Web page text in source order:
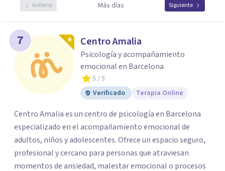
Anterior Más días Siguiente
7 Centro Amalia
Psicología y acompañamiento
emocional en Barcelona
5 / 5
Verificado
Terapia Online
Centro Amalia es un centro de psicología en Barcelona
especializado en el acompañamiento emocional de
adultos, niños y adolescentes. Ofrece un espacio seguro,
profesional y cercano para personas que atraviesan
momentos de ansiedad, malestar emocional o procesos